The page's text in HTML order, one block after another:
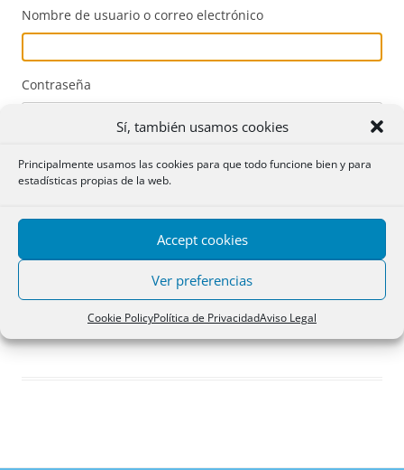
Sí, también usamos cookies
Principalmente usamos las cookies para que todo funcione bien y para
estadísticas propias de la web.
Accept cookies
Ver preferencias
Cookie PolicyPolítica de PrivacidadAviso Legal
Nombre de usuario o correo electrónico
Contraseña
Acceder
Registro
¿Has olvidado tu contraseña?